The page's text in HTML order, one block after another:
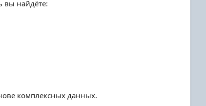
вы найдёте:
комплексных данных.